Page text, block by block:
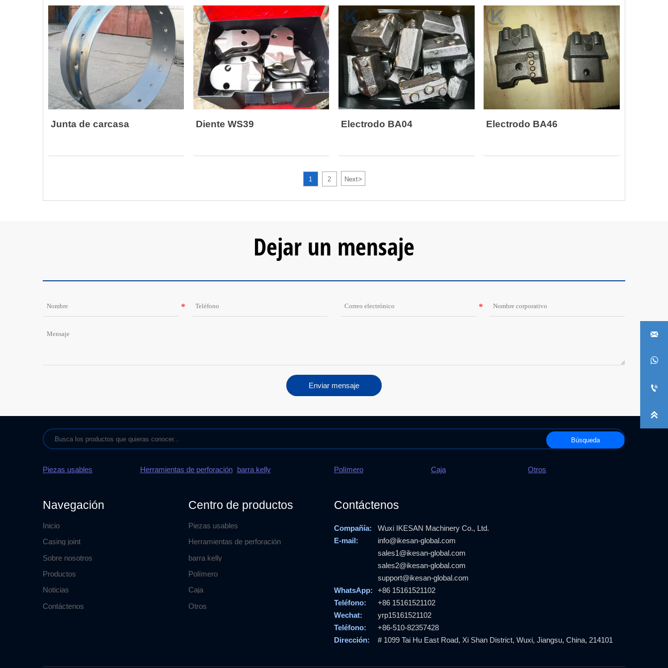
adaptador de oscilador, tornillos de
carcasa tanto de tipo German Bauer
como de tipo Janpan Leffer
así como brocas para carcasas para su
trabajo con carcasas
adaptador de oscilador, tornillos de
carcasa tanto de tipo German Bauer
como de tipo Janpan Leffer
así como brocas para carcasas para su
trabajo con carcasas
Junta de carcasa Diente WS39 Electrodo BA04 Electrodo BA46
1 2 Next>
Dejar un mensaje
Enviar mensaje
Búsqueda
Piezas usables Herramientas de perforación barra kelly Polímero Caja Otros
Navegación
Inicio
Casing joint
Sobre nosotros
Productos
Noticias
Contáctenos
Centro de productos
Piezas usables
Herramientas de perforación
barra kelly
Polímero
Caja
Otros
Contáctenos
Compañía:
Wuxi IKESAN Machinery Co., Ltd.
E-mail:
info@ikesan-global.com
sales1@ikesan-global.com
sales2@ikesan-global.com
support@ikesan-global.com
WhatsApp:
+86 15161521102
Teléfono:
+86 15161521102
Wechat:
yrp15161521102
Teléfono:
+86-510-82357428
Dirección:
# 1099 Tai Hu East Road, Xi Shan District, Wuxi, Jiangsu, China, 214101



